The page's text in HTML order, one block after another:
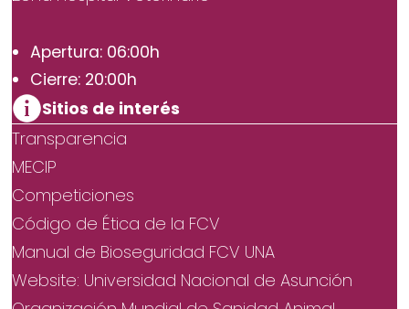
Apertura: 06:00h
Cierre: 20:00h
Sitios de interés
Transparencia
MECIP
Competiciones
Código de Ética de la FCV
Manual de Bioseguridad FCV UNA
Website: Universidad Nacional de Asunción